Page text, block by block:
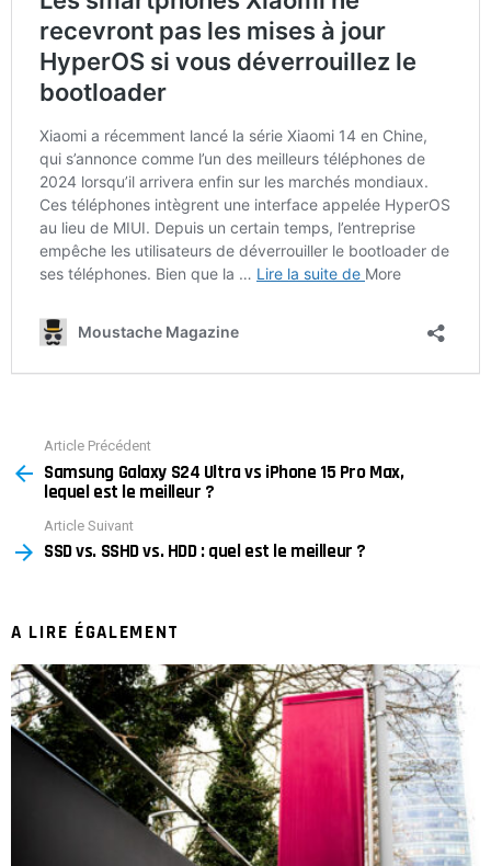
more
Article Précédent
Samsung Galaxy S24 Ultra vs iPhone 15 Pro Max,
lequel est le meilleur ?
Article Suivant
SSD vs. SSHD vs. HDD : quel est le meilleur ?
A LIRE ÉGALEMENT